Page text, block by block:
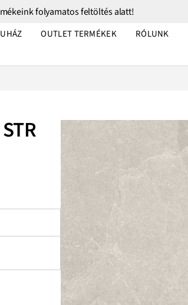
folyamatos feltöltés alatt!
OUTLET TERMÉKEK RÓLUNK